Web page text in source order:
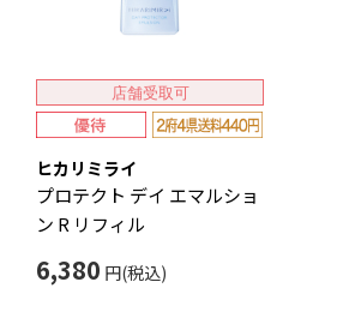
店舗受取可
ヒカリミライ
プロテクト デイ エマルショ
ン R リフィル
6,380 円(税込)